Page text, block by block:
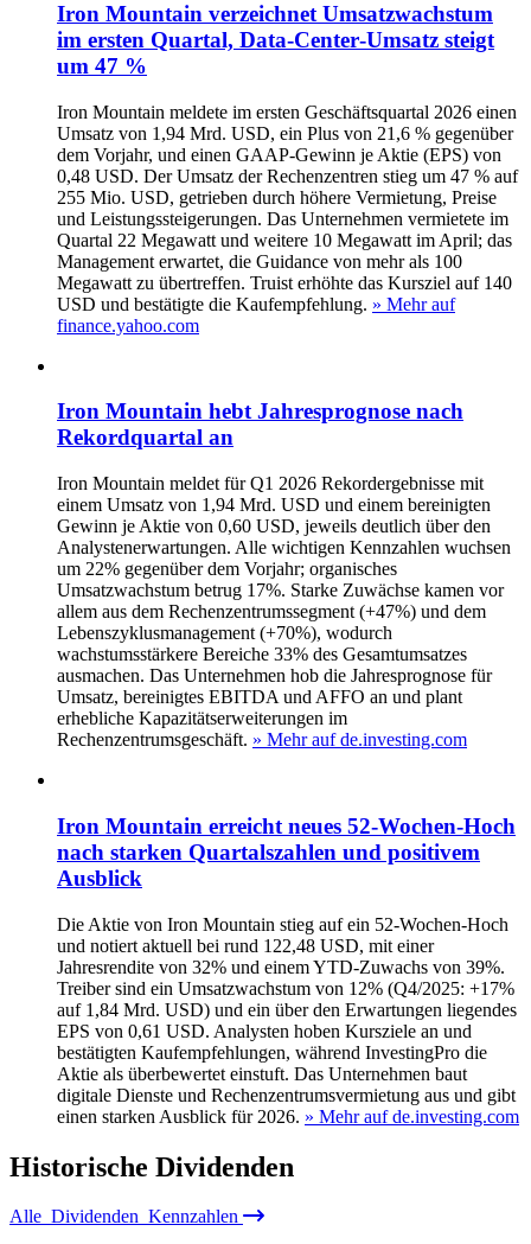
Iron Mountain verzeichnet Umsatzwachstum
im ersten Quartal, Data‑Center‑Umsatz steigt
um 47 %
Iron Mountain meldete im ersten Geschäftsquartal 2026 einen
Umsatz von 1,94 Mrd. USD, ein Plus von 21,6 % gegenüber
dem Vorjahr, und einen GAAP-Gewinn je Aktie (EPS) von
0,48 USD. Der Umsatz der Rechenzentren stieg um 47 % auf
255 Mio. USD, getrieben durch höhere Vermietung, Preise
und Leistungssteigerungen. Das Unternehmen vermietete im
Quartal 22 Megawatt und weitere 10 Megawatt im April; das
Management erwartet, die Guidance von mehr als 100
Megawatt zu übertreffen. Truist erhöhte das Kursziel auf 140
USD und bestätigte die Kaufempfehlung. » Mehr auf
finance.yahoo.com
Iron Mountain hebt Jahresprognose nach
Rekordquartal an
Iron Mountain meldet für Q1 2026 Rekordergebnisse mit
einem Umsatz von 1,94 Mrd. USD und einem bereinigten
Gewinn je Aktie von 0,60 USD, jeweils deutlich über den
Analystenerwartungen. Alle wichtigen Kennzahlen wuchsen
um 22% gegenüber dem Vorjahr; organisches
Umsatzwachstum betrug 17%. Starke Zuwächse kamen vor
allem aus dem Rechenzentrumssegment (+47%) und dem
Lebenszyklusmanagement (+70%), wodurch
wachstumsstärkere Bereiche 33% des Gesamtumsatzes
ausmachen. Das Unternehmen hob die Jahresprognose für
Umsatz, bereinigtes EBITDA und AFFO an und plant
erhebliche Kapazitätserweiterungen im
Rechenzentrumsgeschäft. » Mehr auf de.investing.com
Iron Mountain erreicht neues 52‑Wochen‑Hoch
nach starken Quartalszahlen und positivem
Ausblick
Die Aktie von Iron Mountain stieg auf ein 52‑Wochen‑Hoch
und notiert aktuell bei rund 122,48 USD, mit einer
Jahresrendite von 32% und einem YTD‑Zuwachs von 39%.
Treiber sind ein Umsatzwachstum von 12% (Q4/2025: +17%
auf 1,84 Mrd. USD) und ein über den Erwartungen liegendes
EPS von 0,61 USD. Analysten hoben Kursziele an und
bestätigten Kaufempfehlungen, während InvestingPro die
Aktie als überbewertet einstuft. Das Unternehmen baut
digitale Dienste und Rechenzentrumsvermietung aus und gibt
einen starken Ausblick für 2026. » Mehr auf de.investing.com
Historische Dividenden
Alle Dividenden Kennzahlen